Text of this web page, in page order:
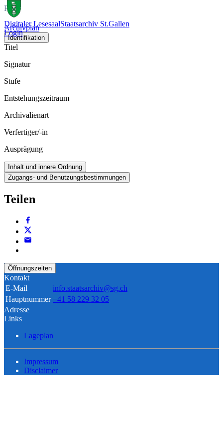
Digitaler LesesaalStaatsarchiv St.Gallen
Login
Plan
Archivplan
Identifikation
Titel
Signatur
Stufe
Entstehungszeitraum
Archivalienart
Verfertiger/-in
Ausprägung
Inhalt und innere Ordnung
Zugangs- und Benutzungsbestimmungen
Teilen
Öffnungszeiten
Kontakt
E-Mail
info.staatsarchiv@sg.ch
Hauptnummer +41 58 229 32 05
Adresse
Links
Lageplan
Impressum
Disclaimer